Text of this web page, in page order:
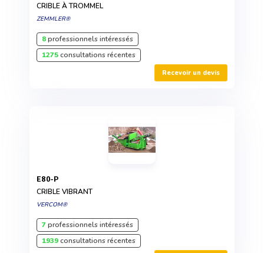
CRIBLE À TROMMEL
ZEMMLER®
8professionnels intéressés
1275consultations récentes
Recevoir un devis
E80-P
CRIBLE VIBRANT
VERCOM®
7professionnels intéressés
1939consultations récentes